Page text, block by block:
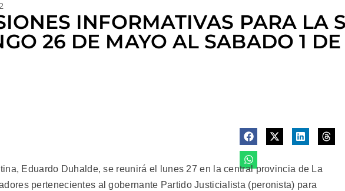
INFORMATIVAS PARA LA
26 DE MAYO AL SABADO 1
Eduardo Duhalde, se reunirá el lunes 27 en la central provincia de La
pertenecientes al gobernante Partido Justicialista (peronista) para